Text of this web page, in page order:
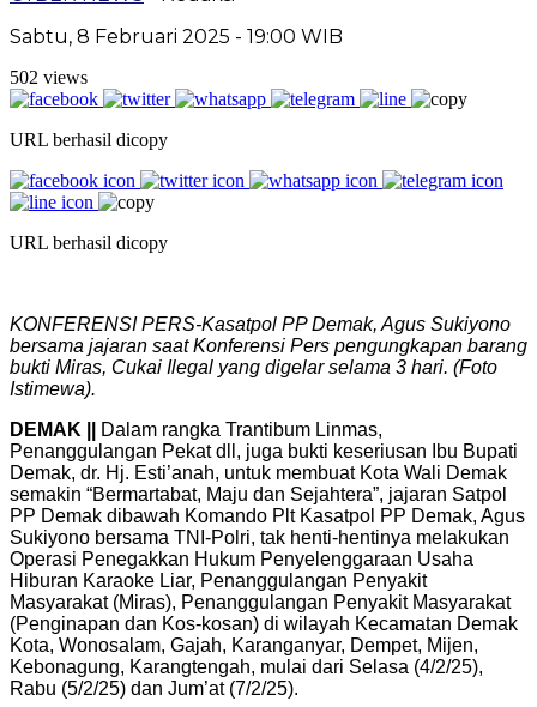
Sabtu, 8 Februari 2025 - 19:00 WIB
502 views
URL berhasil dicopy
URL berhasil dicopy
KONFERENSI PERS-Kasatpol PP Demak, Agus Sukiyono
bersama jajaran saat Konferensi Pers pengungkapan barang
bukti Miras, Cukai Ilegal yang digelar selama 3 hari. (Foto
Istimewa).
DEMAK ||
Dalam rangka Trantibum Linmas,
Penanggulangan Pekat dll, juga bukti keseriusan Ibu Bupati
Demak, dr. Hj. Esti’anah, untuk membuat Kota Wali Demak
semakin “Bermartabat, Maju dan Sejahtera”, jajaran Satpol
PP Demak dibawah Komando Plt Kasatpol PP Demak, Agus
Sukiyono bersama TNI-Polri, tak henti-hentinya melakukan
Operasi Penegakkan Hukum Penyelenggaraan Usaha
Hiburan Karaoke Liar, Penanggulangan Penyakit
Masyarakat (Miras), Penanggulangan Penyakit Masyarakat
(Penginapan dan Kos-kosan) di wilayah Kecamatan Demak
Kota, Wonosalam, Gajah, Karanganyar, Dempet, Mijen,
Kebonagung, Karangtengah, mulai dari Selasa (4/2/25),
Rabu (5/2/25) dan Jum’at (7/2/25).